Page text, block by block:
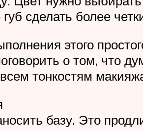
сделать более
этого
о том, что
тонкостям
базу. Это